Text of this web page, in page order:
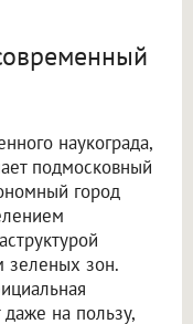
наукограда,
подмосковный
город
зеленых зон.
на пользу,